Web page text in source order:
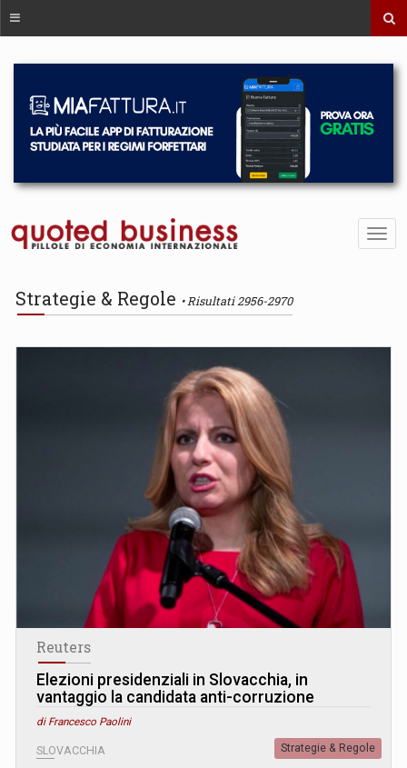
Strategie & Regole Risultati 2956-2970
Reuters
Elezioni presidenziali in Slovacchia, in
vantaggio la candidata anti-corruzione
di Francesco Paolini
SLOVACCHIA Strategie & Regole